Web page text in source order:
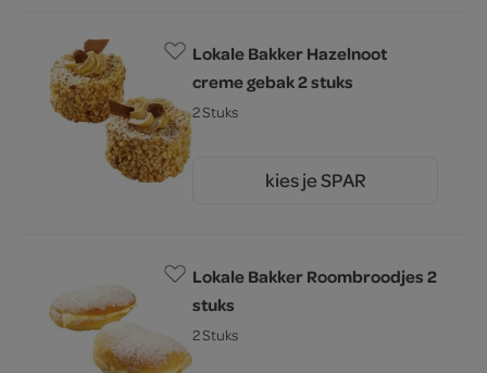
Lokale Bakker Hazelnoot
creme gebak 2 stuks
2 Stuks
kies je SPAR
Lokale Bakker Roombroodjes 2
stuks
2 Stuks